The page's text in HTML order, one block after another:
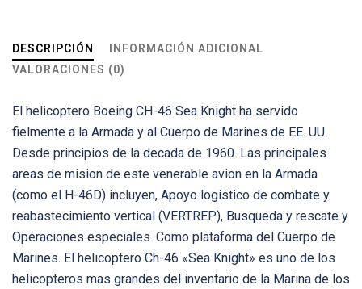
DESCRIPCIÓN
INFORMACIÓN ADICIONAL
VALORACIONES (0)
El helicoptero Boeing CH-46 Sea Knight ha servido
fielmente a la Armada y al Cuerpo de Marines de EE. UU.
Desde principios de la decada de 1960. Las principales
areas de mision de este venerable avion en la Armada
(como el H-46D) incluyen, Apoyo logistico de combate y
reabastecimiento vertical (VERTREP), Busqueda y rescate y
Operaciones especiales. Como plataforma del Cuerpo de
Marines. El helicoptero Ch-46 «Sea Knight» es uno de los
helicopteros mas grandes del inventario de la Marina de los